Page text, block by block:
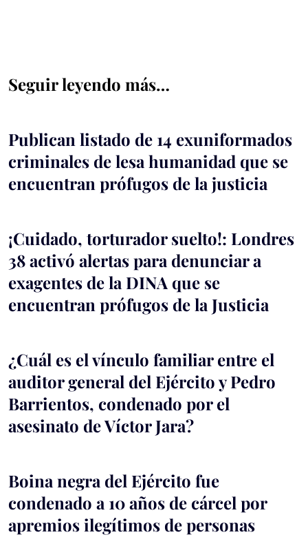
Seguir leyendo más…
Publican listado de 14 exuniformados
criminales de lesa humanidad que se
encuentran prófugos de la justicia
¡Cuidado, torturador suelto!: Londres
38 activó alertas para denunciar a
exagentes de la DINA que se
encuentran prófugos de la Justicia
¿Cuál es el vínculo familiar entre el
auditor general del Ejército y Pedro
Barrientos, condenado por el
asesinato de Víctor Jara?
Boina negra del Ejército fue
condenado a 10 años de cárcel por
apremios ilegítimos de personas